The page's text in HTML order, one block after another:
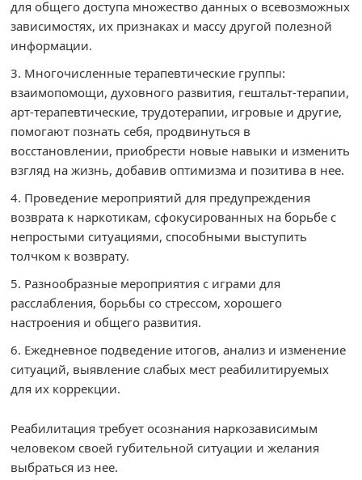
для общего доступа множество данных о всевозможных
зависимостях, их признаках и массу другой полезной
информации.
Многочисленные терапевтические группы:
взаимопомощи, духовного развития, гештальт-терапии,
арт-терапевтические, трудотерапии, игровые и другие,
помогают познать себя, продвинуться в
восстановлении, приобрести новые навыки и изменить
взгляд на жизнь, добавив оптимизма и позитива в нее.
Проведение мероприятий для предупреждения
возврата к наркотикам, сфокусированных на борьбе с
непростыми ситуациями, способными выступить
толчком к возврату.
Разнообразные мероприятия с играми для
расслабления, борьбы со стрессом, хорошего
настроения и общего развития.
Ежедневное подведение итогов, анализ и изменение
ситуаций, выявление слабых мест реабилитируемых
для их коррекции.
Реабилитация требует осознания наркозависимым
человеком своей губительной ситуации и желания
выбраться из нее.